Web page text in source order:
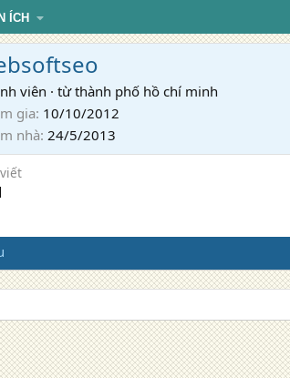
ÍCH
viên · từthành phố hồ chí minh
gia 10/10/2012
nhà 24/5/2013